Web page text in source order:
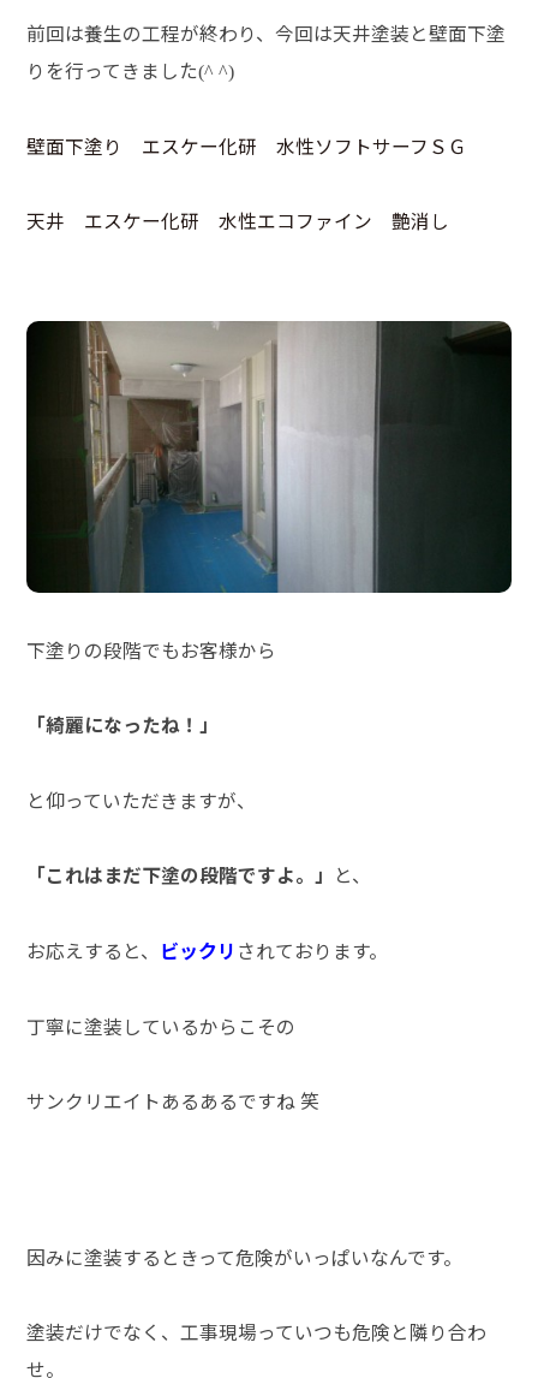
前回は養生の工程が終わり、今回は天井塗装と壁面下塗
りを行ってきました(^ ^)
壁面下塗り エスケー化研 水性ソフトサーフＳＧ
天井 エスケー化研 水性エコファイン 艶消し
下塗りの段階でもお客様から
「綺麗になったね！」
と仰っていただきますが、
「これはまだ下塗の段階ですよ。」 と、
お応えすると、 ビックリ されております。
丁寧に塗装しているからこその
サンクリエイトあるあるですね 笑
因みに塗装するときって危険がいっぱいなんです。
塗装だけでなく、工事現場っていつも危険と隣り合わ
せ。